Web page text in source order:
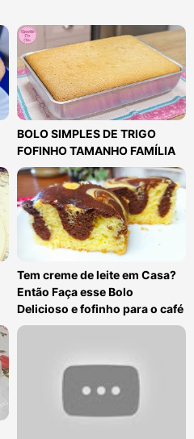
BOLO SIMPLES DE TRIGO
FOFINHO TAMANHO FAMÍLIA
Tem creme de leite em Casa?
Então Faça esse Bolo
Delicioso e fofinho para o café